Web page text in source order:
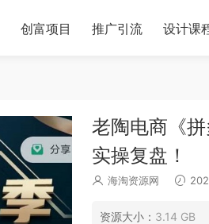
创富项目 推广引流 设计课
老陶电商《
实操复盘！
海淘资源网
资源大小： 3.14 GB